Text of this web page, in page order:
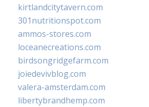
kirtlandcitytavern.com
301nutritionspot.com
ammos-stores.com
loceanecreations.com
birdsongridgefarm.com
joiedevivblog.com
valera-amsterdam.com
libertybrandhemp.com